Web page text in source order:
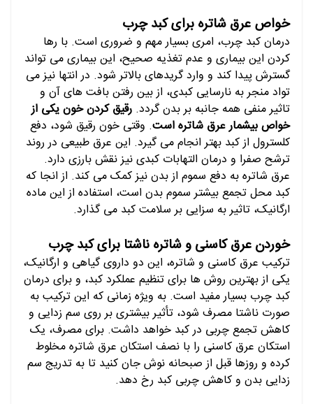
خواص عرق شاتره برای کبد چرب
درمان کبد چرب، امری بسیار مهم و ضروری است. با رها
کردن این بیماری و عدم تغذیه صحیح، این بیماری می تواند
گسترش پیدا کند و وارد گریدهای بالاتر شود. در انتها نیز می
تواد منجر به نارسایی کبدی، از بین رفتن بافت های آن و
تاثیر منفی همه جانبه بر بدن گردد. رقیق کردن خون یکی از
خواص بیشمار عرق شاتره است. وقتی خون رقیق شود، دفع
کلسترول از کبد بهتر انجام می گیرد. این عرق طبیعی در روند
ترشح صفرا و درمان التهابات کبدی نیز نقش بارزی دارد.
عرق شاتره به دفع سموم از بدن نیز کمک می کند. از انجا که
کبد محل تجمع بیشتر سموم بدن است، استفاده از این ماده
ارگانیک، تاثیر به سزایی بر سلامت کبد می گذارد.
خوردن عرق کاسنی و شاتره ناشتا برای کبد چرب
ترکیب عرق کاسنی و شاتره، این دو داروی گیاهی و ارگانیک،
یکی از بهترین روش ها برای تنظیم عملکرد کبد، و برای درمان
کبد چرب بسیار مفید است. به ویژه زمانی که این ترکیب به
صورت ناشتا مصرف شود، تأثیر بیشتری بر روی سم زدایی و
کاهش تجمع چربی در کبد خواهد داشت. برای مصرف، یک
استکان عرق کاسنی را با نصف استکان عرق شاتره مخلوط
کرده و روزها قبل از صبحانه نوش جان کنید تا به تدریج سم
زدایی بدن و کاهش چربی کبد رخ دهد.